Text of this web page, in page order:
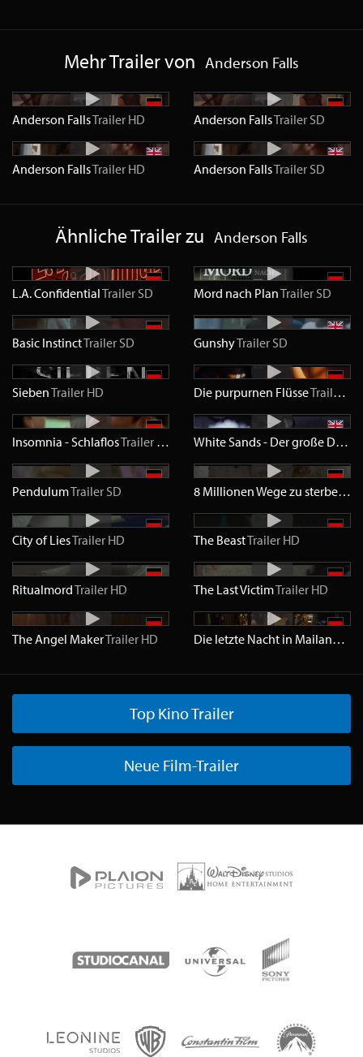
Mehr Trailer von Anderson Falls
Anderson FallsTrailer HD Anderson FallsTrailer SD
Anderson FallsTrailer HD Anderson FallsTrailer SD
Ähnliche Trailer zu Anderson Falls
L.A. ConfidentialTrailer SD Mord nach PlanTrailer SD
Basic InstinctTrailer SD GunshyTrailer SD
SiebenTrailer HD Die purpurnen FlüsseTrailer
Insomnia - SchlaflosTrailer SD White Sands - Der große Deal
PendulumTrailer SD 8 Millionen Wege zu sterben
City of LiesTrailer HD The BeastTrailer HD
RitualmordTrailer HD The Last VictimTrailer HD
The Angel MakerTrailer HD Die letzte Nacht in Mailand
Top Kino Trailer
Neue Film-Trailer